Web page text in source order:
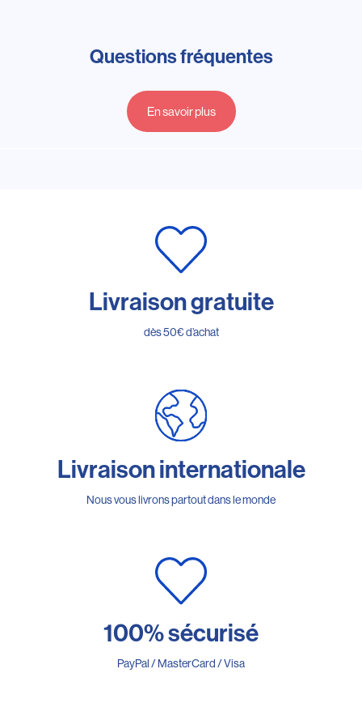
Questions fréquentes
En savoir plus
Livraison gratuite
dès 50€ d’achat
Livraison internationale
Nous vous livrons partout dans le monde
100% sécurisé
PayPal / MasterCard / Visa